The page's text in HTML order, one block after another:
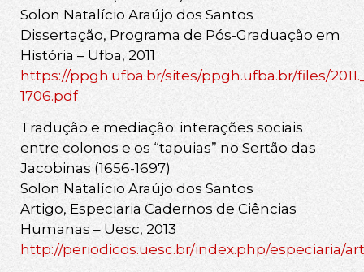
Solon Natalício Araújo dos Santos
Dissertação, Programa de Pós-Graduação em
História – Ufba, 2011
https://ppgh.ufba.br/sites/ppgh.ufba.br/files/
1706.pdf
Tradução e mediação: interações sociais
entre colonos e os “tapuias” no Sertão das
Jacobinas (1656-1697)
Solon Natalício Araújo dos Santos
Artigo, Especiaria Cadernos de Ciências
Humanas – Uesc, 2013
http://periodicos.uesc.br/index.php/especiaria/